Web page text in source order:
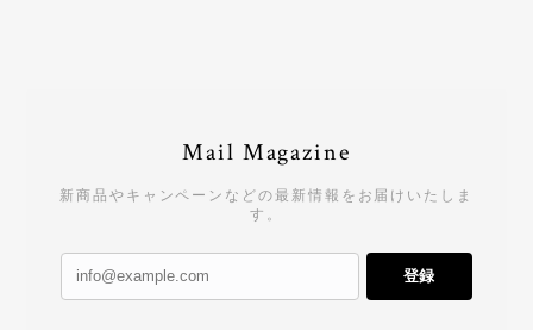
Mail Magazine
新商品やキャンペーンなどの最新情報をお届けいたしま
す。
登録